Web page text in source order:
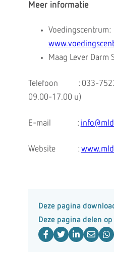
Meer informatie
Voedingscentrum:
Maag Lever Darm
Telefoon : 033-
09.00-17.00 u)
E-mail :
Website :
Deze pagina
Deze pagina delen op